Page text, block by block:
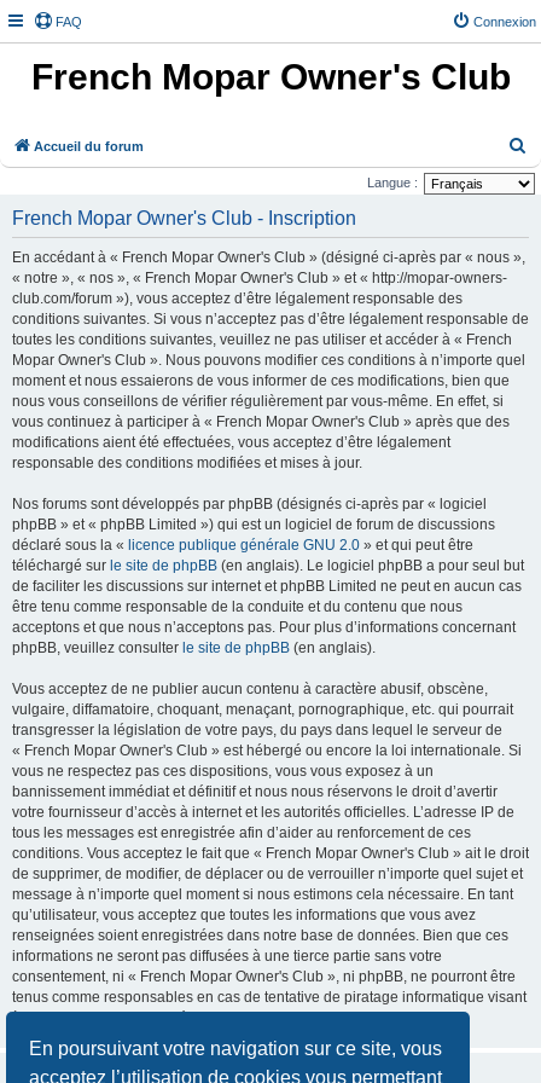
En poursuivant votre navigation sur ce site, vous
acceptez l’utilisation de cookies vous permettant
FAQ Connexion
French Mopar Owner's Club
Accueil du forum
e
Langue :
French Mopar Owner's Club - Inscription
En accédant à « French Mopar Owner's Club » (désigné ci-après par « nous »,
« notre », « nos », « French Mopar Owner's Club » et « http://mopar-owners-
club.com/forum »), vous acceptez d’être légalement responsable des
conditions suivantes. Si vous n’acceptez pas d’être légalement responsable de
toutes les conditions suivantes, veuillez ne pas utiliser et accéder à « French
Mopar Owner's Club ». Nous pouvons modifier ces conditions à n’importe quel
moment et nous essaierons de vous informer de ces modifications, bien que
nous vous conseillons de vérifier régulièrement par vous-même. En effet, si
vous continuez à participer à « French Mopar Owner's Club » après que des
modifications aient été effectuées, vous acceptez d’être légalement
responsable des conditions modifiées et mises à jour.
Nos forums sont développés par phpBB (désignés ci-après par « logiciel
phpBB » et « phpBB Limited ») qui est un logiciel de forum de discussions
déclaré sous la « licence publique générale GNU 2.0 » et qui peut être
téléchargé sur le site de phpBB (en anglais). Le logiciel phpBB a pour seul but
de faciliter les discussions sur internet et phpBB Limited ne peut en aucun cas
être tenu comme responsable de la conduite et du contenu que nous
acceptons et que nous n’acceptons pas. Pour plus d’informations concernant
phpBB, veuillez consulter le site de phpBB (en anglais).
Vous acceptez de ne publier aucun contenu à caractère abusif, obscène,
vulgaire, diffamatoire, choquant, menaçant, pornographique, etc. qui pourrait
transgresser la législation de votre pays, du pays dans lequel le serveur de
« French Mopar Owner's Club » est hébergé ou encore la loi internationale. Si
vous ne respectez pas ces dispositions, vous vous exposez à un
bannissement immédiat et définitif et nous nous réservons le droit d’avertir
votre fournisseur d’accès à internet et les autorités officielles. L’adresse IP de
tous les messages est enregistrée afin d’aider au renforcement de ces
conditions. Vous acceptez le fait que « French Mopar Owner's Club » ait le droit
de supprimer, de modifier, de déplacer ou de verrouiller n’importe quel sujet et
message à n’importe quel moment si nous estimons cela nécessaire. En tant
qu’utilisateur, vous acceptez que toutes les informations que vous avez
renseignées soient enregistrées dans notre base de données. Bien que ces
informations ne seront pas diffusées à une tierce partie sans votre
consentement, ni « French Mopar Owner's Club », ni phpBB, ne pourront être
tenus comme responsables en cas de tentative de piratage informatique visant